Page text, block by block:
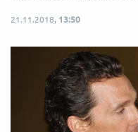
21.11.2018, 13:50